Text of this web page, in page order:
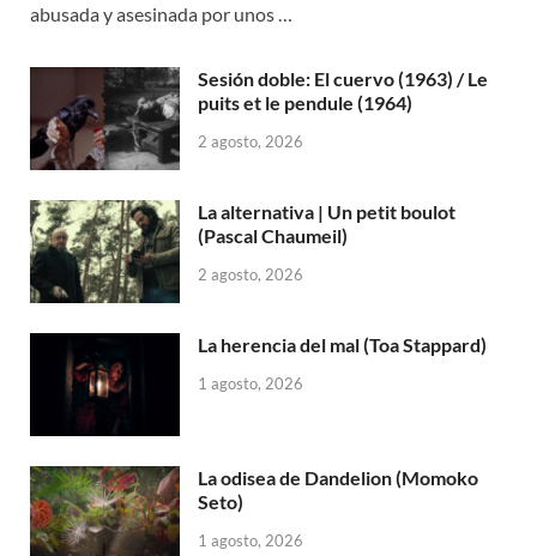
abusada y asesinada por unos …
Sesión doble: El cuervo (1963) / Le
puits et le pendule (1964)
2 agosto, 2026
La alternativa | Un petit boulot
(Pascal Chaumeil)
2 agosto, 2026
La herencia del mal (Toa Stappard)
1 agosto, 2026
La odisea de Dandelion (Momoko
Seto)
1 agosto, 2026